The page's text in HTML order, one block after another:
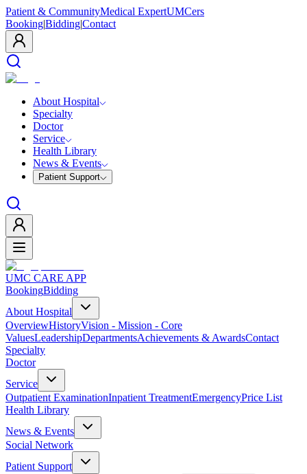
Patient & CommunityMedical ExpertUMCers
Booking|Bidding|Contact
About Hospital
Specialty
Doctor
Service
Health Library
News & Events
Patient Support
UMC CARE APP
BookingBidding
About Hospital
OverviewHistoryVision - Mission - Core
ValuesLeadershipDepartmentsAchievements & AwardsContact
Specialty
Doctor
Service
Outpatient ExaminationInpatient TreatmentEmergencyPrice List
Health Library
News & Events
Social Network
Patient Support